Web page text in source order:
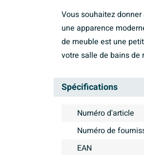
Vous souhaitez
une apparence
de meuble est une
votre salle de bains de
Spécifications
Numéro d'article
Numéro de
EAN